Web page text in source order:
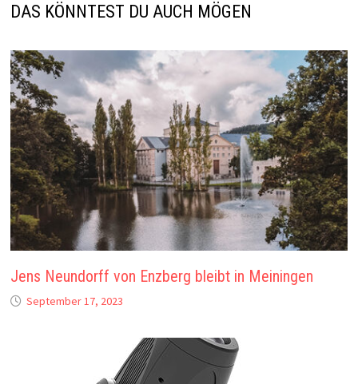
DAS KÖNNTEST DU AUCH MÖGEN
Jens Neundorff von Enzberg bleibt in Meiningen
September 17, 2023